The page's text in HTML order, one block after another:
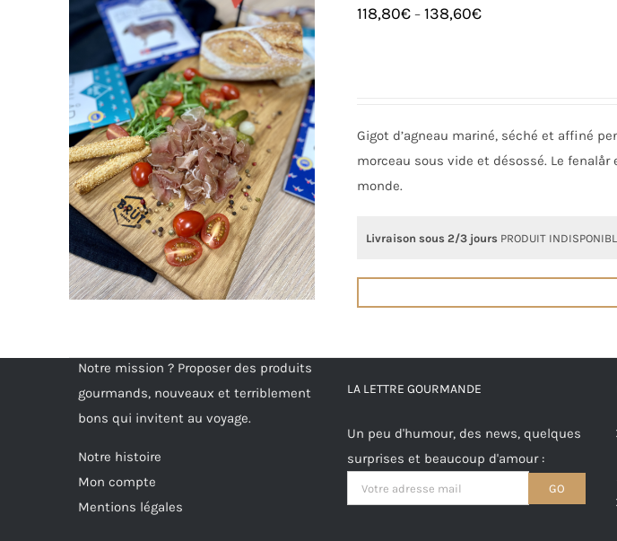
118,80€ –138,60€
Gigot d’agneau mariné, séché et affiné
morceau sous vide et désossé. Le
monde.
Livraison sous 2/3 jours PRODUIT
Notre mission ? Proposer des produits
gourmands, nouveaux et terriblement
bons qui invitent au voyage.
Notre histoire
Mon compte
Mentions légales
LA LETTRE GOURMANDE
Un peu d'humour, des news, quelques
surprises et beaucoup d'amour :